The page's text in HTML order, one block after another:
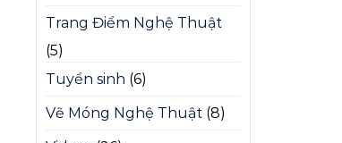
Trang Điểm Nghệ Thuật
(5)
Tuyển sinh (6)
Vẽ Móng Nghệ Thuật (8)